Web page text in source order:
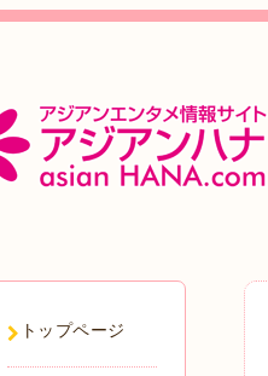
トップページ